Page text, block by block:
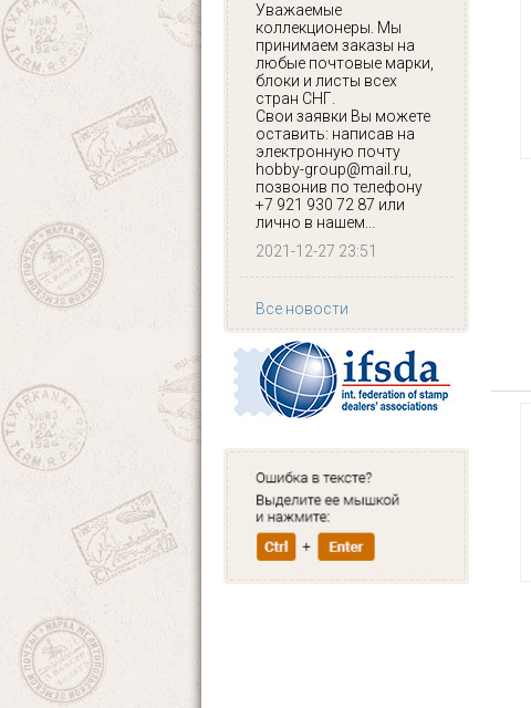
Уважаемые
коллекционеры. Мы
принимаем заказы на
любые почтовые марки,
блоки и листы всех
стран СНГ.
Свои заявки Вы можете
оставить: написав на
электронную почту
hobby-group@mail.ru,
позвонив по телефону
+7 921 930 72 87 или
лично в нашем...
2021-12-27 23:51
Все новости